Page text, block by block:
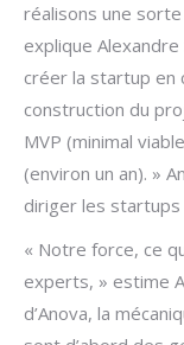
réalisons une
explique
créer la startup en
construction du
MVP (minimal
(environ un an). »
diriger les
« Notre force, ce
experts, » estime
d’Anova, la